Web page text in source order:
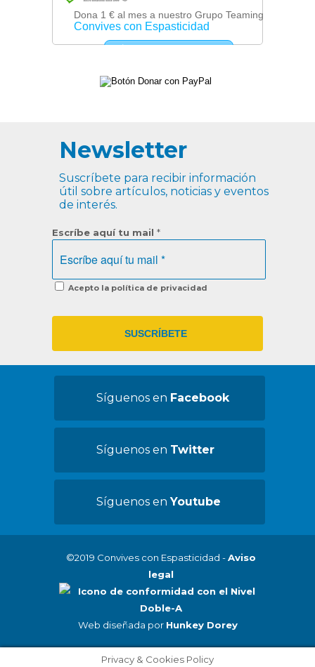
Newsletter
Suscríbete para recibir información
útil sobre artículos, noticias y eventos
de interés.
Escríbe aquí tu mail *
Acepto la política de privacidad
Síguenos en Facebook
Síguenos en Twitter
Síguenos enYoutube
©2019 Convives con Espasticidad -Aviso
legal
Web diseñada por Hunkey Dorey
Privacy & Cookies Policy